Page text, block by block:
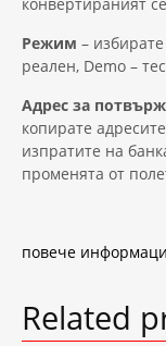
конвертираният
Режим –
реален, Demo –
Адрес за
копирате
изпратите на
променята от
повече
Related